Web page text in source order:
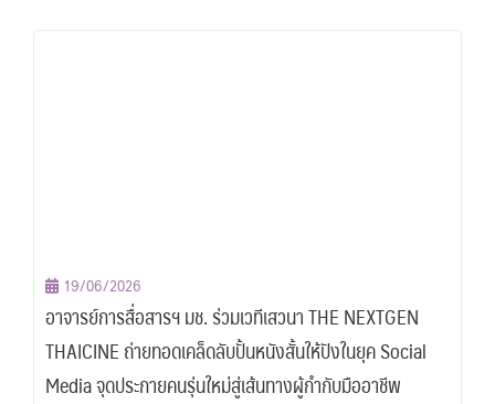
19/06/2026
อาจารย์การสื่อสารฯ มช. ร่วมเวทีเสวนา THE NEXTGEN
THAICINE ถ่ายทอดเคล็ดลับปั้นหนังสั้นให้ปังในยุค Social
Media จุดประกายคนรุ่นใหม่สู่เส้นทางผู้กำกับมืออาชีพ